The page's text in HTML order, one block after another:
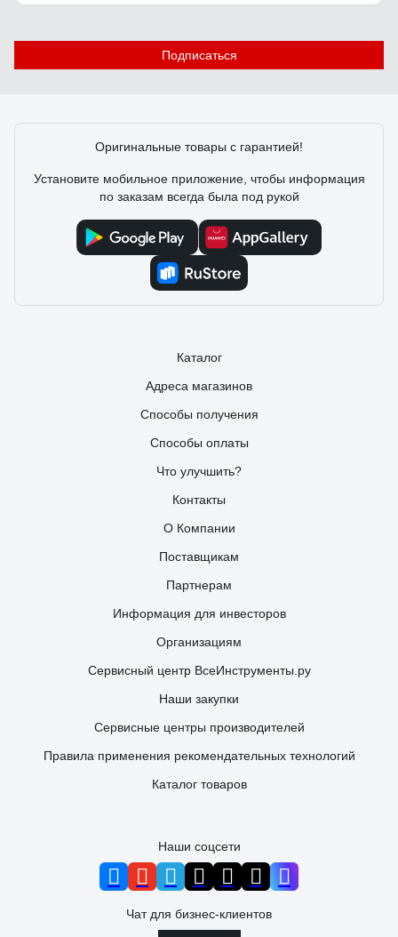
Подписаться
Оригинальные товары с гарантией!
Установите мобильное приложение, чтобы информация
по заказам всегда была под рукой
Каталог
Адреса магазинов
Способы получения
Способы оплаты
Что улучшить?
Контакты
О Компании
Поставщикам
Партнерам
Информация для инвесторов
Организациям
Сервисный центр ВсеИнструменты.ру
Наши закупки
Сервисные центры производителей
Правила применения рекомендательных технологий
Каталог товаров
Наши соцсети
Чат для бизнес-клиентов